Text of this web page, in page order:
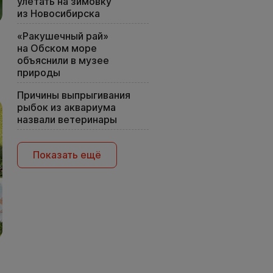
из Новосибирска
«Ракушечный рай»
на Обском море
объяснили в музее
природы
Причины выпрыгивания
рыбок из аквариума
назвали ветеринары
Показать ещё